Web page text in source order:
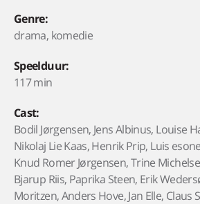
Genre:
drama, komedie
Speelduur:
117 min
Cast:
Bodil Jørgensen, Jens Albinus, Louise
Nikolaj Lie Kaas, Henrik Prip, Luis
Knud Romer Jørgensen, Trine
Bjarup Riis, Paprika Steen, Erik
Moritzen, Anders Hove, Jan Elle, Claus